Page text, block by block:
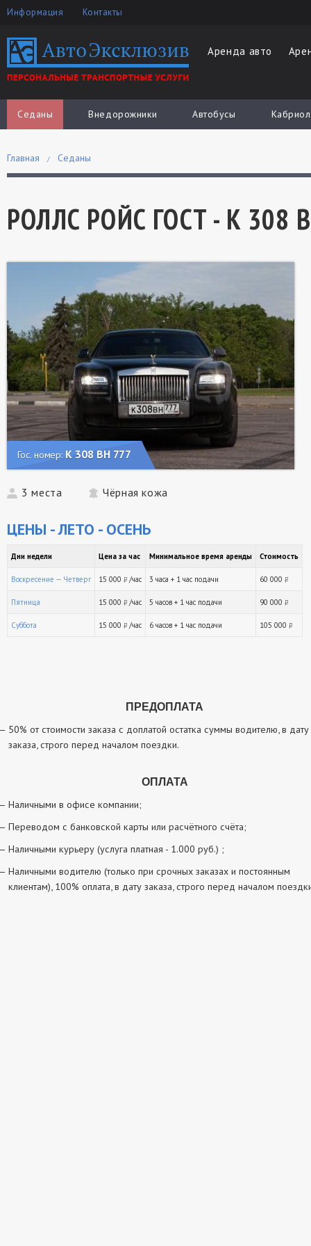
Информация Контакты
Аренда авто
Седаны Внедорожники Автобусы
Главная Седаны
РОЛЛС РОЙС ГОСТ - К 308
Гос. номер: К 308 ВН 777
3 места Чёрная кожа
ЦЕНЫ - ЛЕТО - ОСЕНЬ
Дни недели Цена за час Минимальное время аренды Стоимость
Воскресение — Четверг 15 000 руб.
/час 3 часа + 1 час подачи 60 000
Пятница 15 000 руб.
/час 5 часов + 1 час подачи 90 000
Суббота 15 000 руб.
/час 6 часов + 1 час подачи 105 000
ПРЕДОПЛАТА
50% от стоимости заказа с доплатой остатка суммы водителю, в дату
заказа, строго перед началом поездки.
ОПЛАТА
Наличными в офисе компании;
Переводом с банковской карты или расчётного счёта;
Наличными курьеру (услуга платная - 1.000 руб.) ;
Наличными водителю (только при срочных заказах и постоянным
клиентам), 100% оплата, в дату заказа, строго перед началом